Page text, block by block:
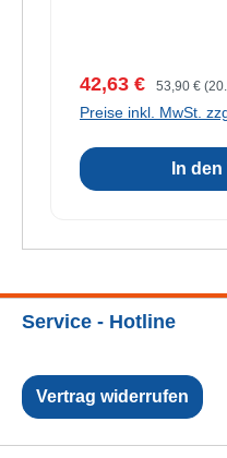
Verkaufspreis:
42,63 € Regulärer
53,90 €
Preise inkl. MwSt.
In
Service - Hotline
Vertrag widerrufen